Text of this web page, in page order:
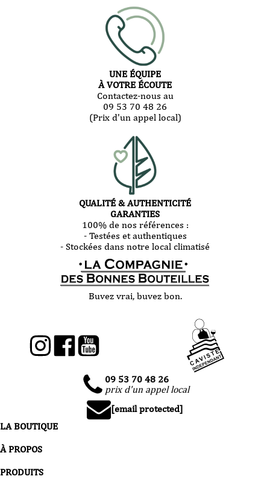
UNE ÉQUIPE
À VOTRE ÉCOUTE
Contactez-nous au
09 53 70 48 26
(Prix d'un appel local)
QUALITÉ & AUTHENTICITÉ
GARANTIES
100% de nos références :
- Testées et authentiques
- Stockées dans notre local climatisé
Buvez vrai, buvez bon.
09 53 70 48 26
prix d'un appel local
[email protected]
LA BOUTIQUE
À PROPOS
PRODUITS